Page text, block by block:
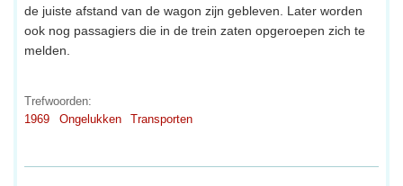
de juiste afstand van de wagon zijn gebleven. Later worden
ook nog passagiers die in de trein zaten opgeroepen zich te
melden.
Trefwoorden:
1969
Ongelukken Transporten